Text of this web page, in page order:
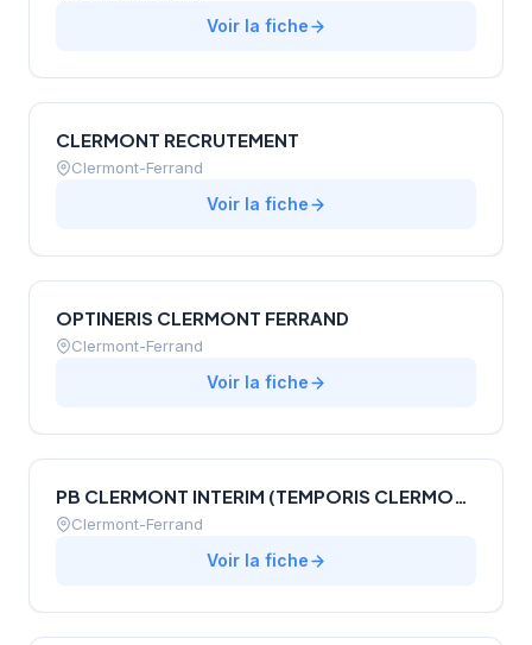
Voir la fiche
CLERMONT RECRUTEMENT
Clermont-Ferrand
Voir la fiche
OPTINERIS CLERMONT FERRAND
Clermont-Ferrand
Voir la fiche
PB CLERMONT INTERIM (TEMPORIS CLERMONT FERRAND)
Clermont-Ferrand
Voir la fiche